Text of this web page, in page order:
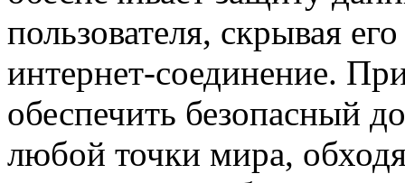
пользователя, скрывая
интернет-соединение.
обеспечить безопасный
любой точки мира,